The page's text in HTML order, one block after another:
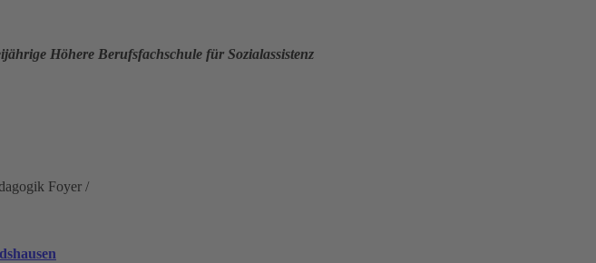
Höhere Berufsfachschule für Sozialassistenz
Foyer /